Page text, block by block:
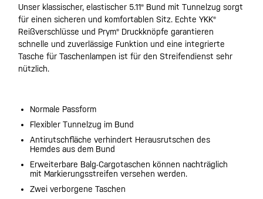
Unser klassischer, elastischer 5.11® Bund mit Tunnelzug sorgt
für einen sicheren und komfortablen Sitz. Echte YKK®
Reißverschlüsse und Prym® Druckknöpfe garantieren
schnelle und zuverlässige Funktion und eine integrierte
Tasche für Taschenlampen ist für den Streifendienst sehr
nützlich.
Normale Passform
Flexibler Tunnelzug im Bund
Antirutschfläche verhindert Herausrutschen des
Hemdes aus dem Bund
Erweiterbare Balg-Cargotaschen können nachträglich
mit Markierungsstreifen versehen werden.
Zwei verborgene Taschen